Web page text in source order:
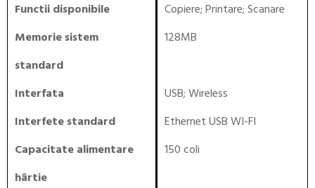
Functii disponibile
Copiere;Printare;Scanare
Memorie sistem
standard
128MB
Interfata USB;Wireless
Interfete standard
Ethernet USB WI-FI
Capacitate alimentare
hârtie
150 coli